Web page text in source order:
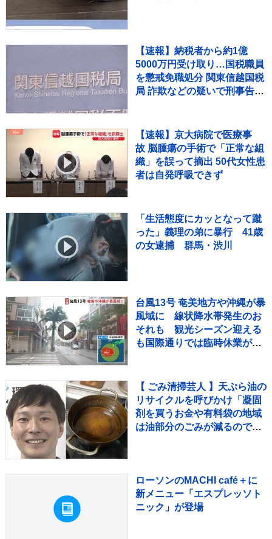
【速報】納税者から約1億
5000万円受け取り…国税職員
を懲戒免職処分 関東信越国税
局 詐欺などの疑いで刑事告発
【速報】京大病院で医療事
故 脳腫瘍の手術で「正常な組
織」を誤って摘出 50代女性患
者は自発呼吸できず
「生活態度にカッとなって蹴
った」義理の弟に暴行 41歳
の女逮捕 群馬・渋川
台風13号 奄美地方や沖縄が暴
風域に 線状降水帯発生のお
それも 観光シーズン迎える
も国際通りでは臨時休業が相
【 ごみ清掃芸人 】天ぷら油の
リサイクルを呼びかけ「凝固
剤を買うお金や有料袋の地域
は油部分のごみが減るので、
ローソンのMACHI café＋に
新メニュー「エスプレッソト
ニック」が登場